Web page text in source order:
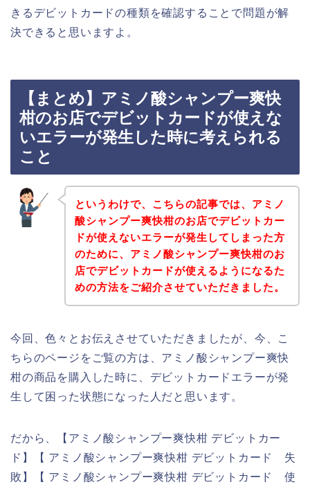
きるデビットカードの種類を確認することで問題が解
決できると思いますよ。
【まとめ】アミノ酸シャンプー爽快
柑のお店でデビットカードが使えな
いエラーが発生した時に考えられる
こと
というわけで、こちらの記事では、アミノ
酸シャンプー爽快柑のお店でデビットカー
ドが使えないエラーが発生してしまった方
のために、アミノ酸シャンプー爽快柑のお
店でデビットカードが使えるようになるた
めの方法をご紹介させていただきました。
今回、色々とお伝えさせていただきましたが、今、こ
ちらのページをご覧の方は、アミノ酸シャンプー爽快
柑の商品を購入した時に、デビットカードエラーが発
生して困った状態になった人だと思います。
だから、【アミノ酸シャンプー爽快柑 デビットカー
ド】【 アミノ酸シャンプー爽快柑 デビットカード 失
敗】【 アミノ酸シャンプー爽快柑 デビットカード 使